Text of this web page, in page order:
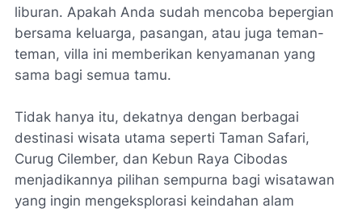
liburan. Apakah Anda sudah mencoba bepergian
bersama keluarga, pasangan, atau juga teman-
teman, villa ini memberikan kenyamanan yang
sama bagi semua tamu.
Tidak hanya itu, dekatnya dengan berbagai
destinasi wisata utama seperti Taman Safari,
Curug Cilember, dan Kebun Raya Cibodas
menjadikannya pilihan sempurna bagi wisatawan
yang ingin mengeksplorasi keindahan alam